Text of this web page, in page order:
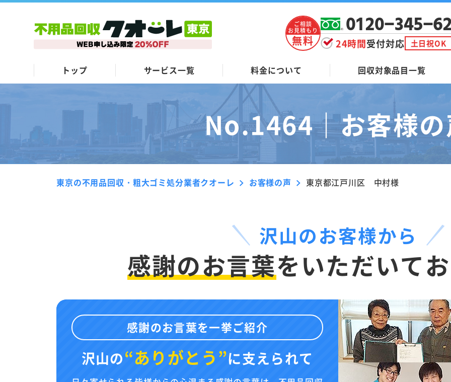
ご相談
お見積もり
無料
0120-345-
24時間受付対応 土日祝OK
トップ サービス一覧 料金について 回収対象品目一覧
No.1464｜お客様
東京の不用品回収・粗大ゴミ処分業者クオーレ お客様の声 東京都江戸川区 中村様
沢山のお客様から
感謝のお言葉をいただいて
感謝のお言葉を一挙ご紹介
沢山の“ありがとう”に支えられて